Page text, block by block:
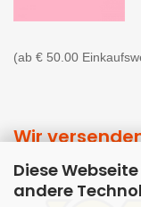
Diese
andere
(ab € 50.00
Wir